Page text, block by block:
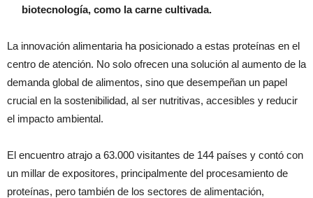
biotecnología, como la carne cultivada.
La innovación alimentaria ha posicionado a estas proteínas en el
centro de atención. No solo ofrecen una solución al aumento de la
demanda global de alimentos, sino que desempeñan un papel
crucial en la sostenibilidad, al ser nutritivas, accesibles y reducir
el impacto ambiental.
El encuentro atrajo a 63.000 visitantes de 144 países y contó con
un millar de expositores, principalmente del procesamiento de
proteínas, pero también de los sectores de alimentación,